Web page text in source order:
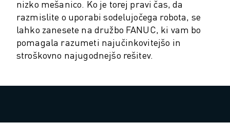
REŠITVE ZA PAMETNE TOVARNE
PAMETNE TOVARNIŠKE REŠITVE ZA POVEČANJE UČINKOVITOSTI
REGISTRACIJA IZDELKA » FANUC PORTAL
ŠTUDIJE PRIMEROV
nizko mešanico. Ko je torej pravi čas, da
razmislite o uporabi sodelujočega robota, se
lahko zanesete na družbo FANUC, ki vam bo
pomagala razumeti najučinkovitejšo in
stroškovno najugodnejšo rešitev.